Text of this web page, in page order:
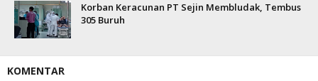
Korban Keracunan PT Sejin Membludak, Tembus
305 Buruh
KOMENTAR